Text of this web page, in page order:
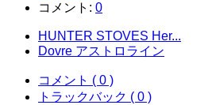
コメント: 0
HUNTER STOVES Her...
Dovre アストロライン
コメント ( 0 )
トラックバック ( 0 )